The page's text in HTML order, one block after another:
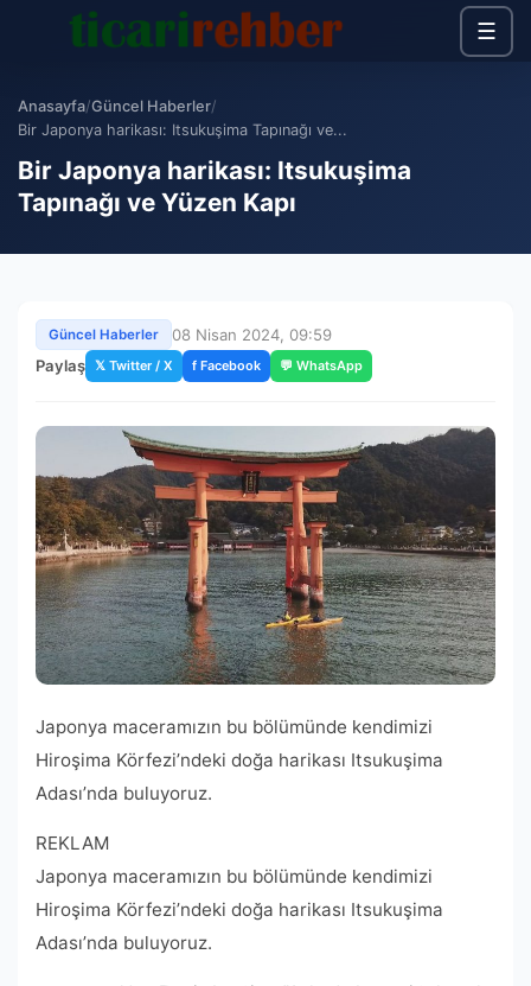
☰
Anasayfa/Güncel Haberler/
Bir Japonya harikası: Itsukuşima Tapınağı ve...
Bir Japonya harikası: Itsukuşima
Tapınağı ve Yüzen Kapı
Güncel Haberler
08 Nisan 2024, 09:59
Paylaş 𝕏 Twitter / X f Facebook 💬 WhatsApp
Japonya maceramızın bu bölümünde kendimizi
Hiroşima Körfezi’ndeki doğa harikası Itsukuşima
Adası’nda buluyoruz.
REKLAM
Japonya maceramızın bu bölümünde kendimizi
Hiroşima Körfezi’ndeki doğa harikası Itsukuşima
Adası’nda buluyoruz.